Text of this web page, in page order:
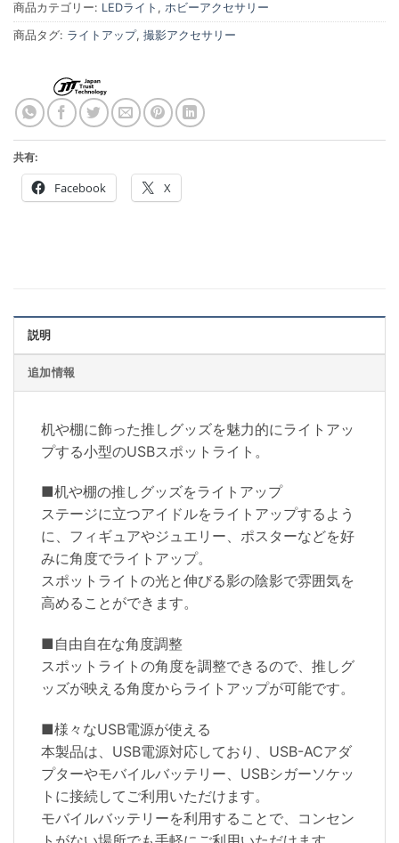
商品カテゴリー: LEDライト , ホビーアクセサリー
商品タグ: ライトアップ, 撮影アクセサリー
共有:
Facebook X
説明
追加情報
机や棚に飾った推しグッズを魅力的にライトアッ
プする小型のUSBスポットライト。
■机や棚の推しグッズをライトアップ
ステージに立つアイドルをライトアップするよう
に、フィギュアやジュエリー、ポスターなどを好
みに角度でライトアップ。
スポットライトの光と伸びる影の陰影で雰囲気を
高めることができます。
■自由自在な角度調整
スポットライトの角度を調整できるので、推しグ
ッズが映える角度からライトアップが可能です。
■様々なUSB電源が使える
本製品は、USB電源対応しており、USB-ACアダ
プターやモバイルバッテリー、USBシガーソケッ
トに接続してご利用いただけます。
モバイルバッテリーを利用することで、コンセン